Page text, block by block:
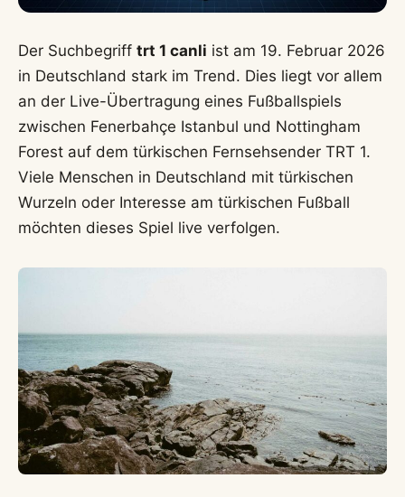
Der Suchbegriff trt 1 canli ist am 19. Februar 2026
in Deutschland stark im Trend. Dies liegt vor allem
an der Live-Übertragung eines Fußballspiels
zwischen Fenerbahçe Istanbul und Nottingham
Forest auf dem türkischen Fernsehsender TRT 1.
Viele Menschen in Deutschland mit türkischen
Wurzeln oder Interesse am türkischen Fußball
möchten dieses Spiel live verfolgen.